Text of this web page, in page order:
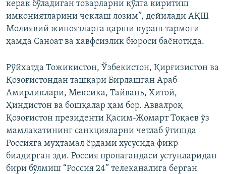
керак бўладиган товарларни қўлга киритиш
имкониятларини чеклаш лозим”, дейилади АҚШ
Молиявий жиноятларга қарши кураш тармоғи
ҳамда Саноат ва хавфсизлик бюроси баёнотида.
Рўйхатда Тожикистон, Ўзбекистон, Қирғизистон ва
Қозоғистондан ташқари Бирлашган Араб
Амирликлари, Мексика, Тайвань, Хитой,
Ҳиндистон ва бошқалар ҳам бор. Аввалроқ
Қозоғистон президенти Қасим-Жомарт Тоқаев ўз
мамлакатининг санкцияларни четлаб ўтишда
Россияга муҳтамал ёрдами хусусида фикр
билдирган эди. Россия пропагандаси устунларидан
бири бўлмиш “Россия 24” телеканалига берган